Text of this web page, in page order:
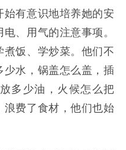
有意识地培养她的安
、用气的注意事项。
饭、学炒菜。他们不
少水，锅盖怎么盖，插
多少油，火候怎么把
费了食材，他们也始